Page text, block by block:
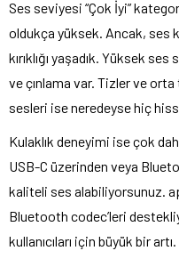
Ses seviyesi “Çok İyi”
oldukça yüksek. Ancak, ses
kırıklığı yaşadık. Yüksek
ve çınlama var. Tizler ve
sesleri ise neredeyse hiç
Kulaklık deneyimi ise çok
USB-C üzerinden veya
kaliteli ses alabiliyorsunuz.
Bluetooth codec’leri
kullanıcıları için büyük bir artı.